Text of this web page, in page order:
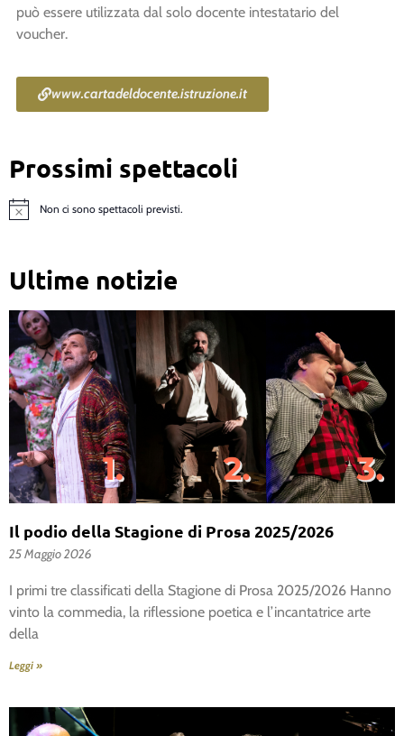
può essere utilizzata dal solo docente intestatario del
voucher.
www.cartadeldocente.istruzione.it
Prossimi spettacoli
Notice Non ci sono spettacoli previsti.
Ultime notizie
Il podio della Stagione di Prosa 2025/2026
25 Maggio 2026
I primi tre classificati della Stagione di Prosa 2025/2026 Hanno
vinto la commedia, la riflessione poetica e l’incantatrice arte
della
Leggi »